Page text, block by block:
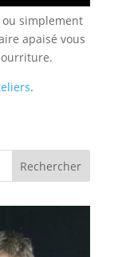
ou simplement
apaisé vous
.